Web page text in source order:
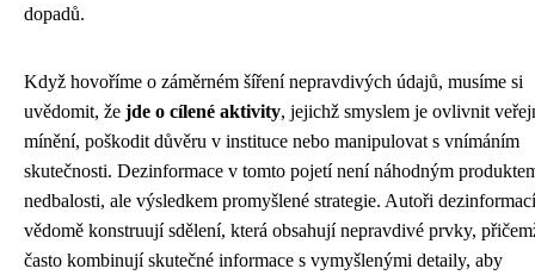
dopadů.
Když hovoříme o záměrném šíření nepravdivých údajů, musíme si
uvědomit, že jde o cílené aktivity, jejichž smyslem je ovlivnit
mínění, poškodit důvěru v instituce nebo manipulovat s vnímáním
skutečnosti. Dezinformace v tomto pojetí není náhodným
nedbalosti, ale výsledkem promyšlené strategie. Autoři dezinformací
vědomě konstruují sdělení, která obsahují nepravdivé prvky,
často kombinují skutečné informace s vymyšlenými detaily, aby